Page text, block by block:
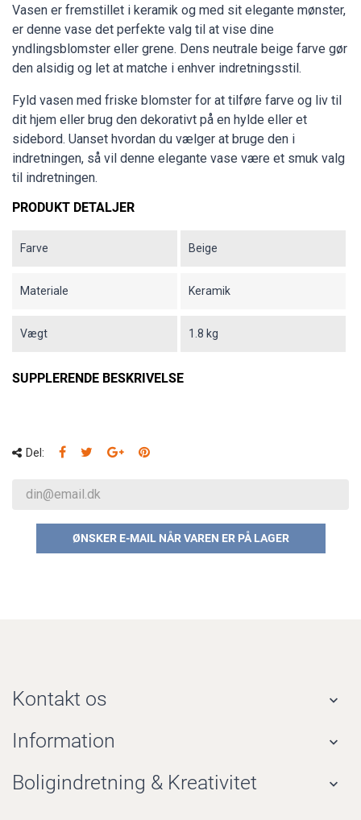
Vasen er fremstillet i keramik og med sit elegante mønster,
er denne vase det perfekte valg til at vise dine
yndlingsblomster eller grene. Dens neutrale beige farve gør
den alsidig og let at matche i enhver indretningsstil.
Fyld vasen med friske blomster for at tilføre farve og liv til
dit hjem eller brug den dekorativt på en hylde eller et
sidebord. Uanset hvordan du vælger at bruge den i
indretningen, så vil denne elegante vase være et smuk valg
til indretningen.
PRODUKT DETALJER
Farve Beige
Materiale Keramik
Vægt 1.8 kg
SUPPLERENDE BESKRIVELSE
Del:
ØNSKER E-MAIL NÅR VAREN ER PÅ LAGER
Kontakt os 
Information 
Boligindretning & Kreativitet 